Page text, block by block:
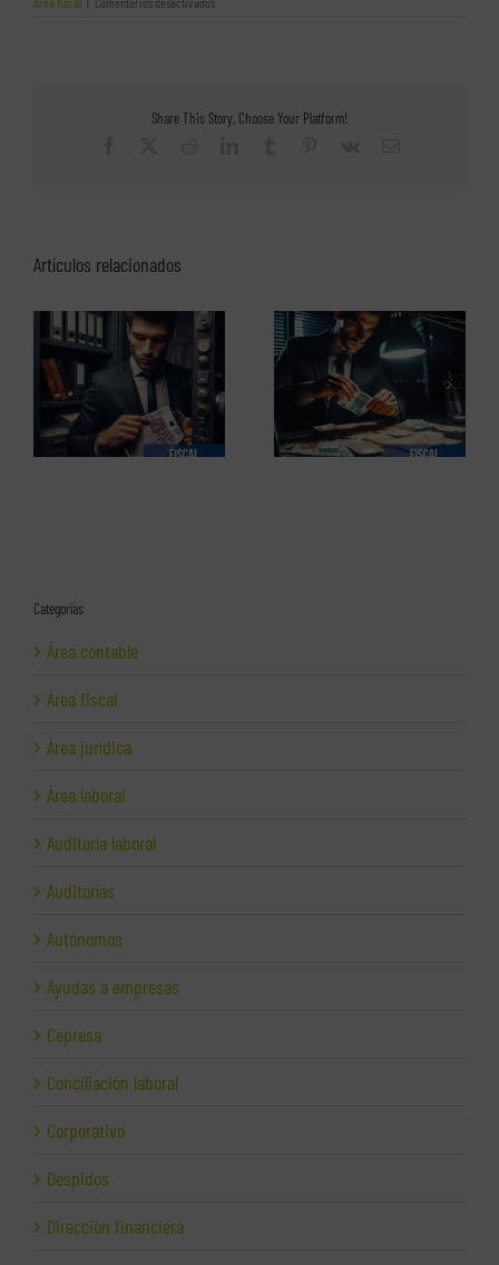
anteriores?
Share This Story, Choose Your Platform!
Artículos relacionados
Los delitos fiscales (1 de 2)
El perfil de los
emprendedores españoles.
Informe completo en pdf
Categorías
Área contable
Área fiscal
Área jurídica
Área laboral
Auditoría laboral
Auditorías
Autónomos
Ayudas a empresas
Cepresa
Conciliación laboral
Corporativo
Despidos
Dirección financiera